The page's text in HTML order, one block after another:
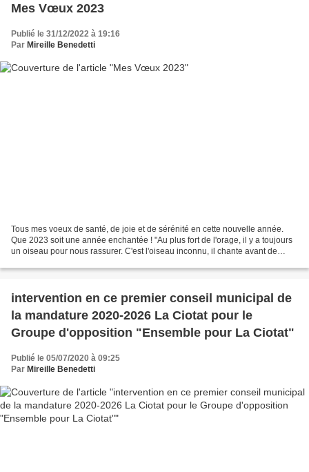
Mes Vœux 2023
Publié le 31/12/2022 à 19:16
Par Mireille Benedetti
Tous mes voeux de santé, de joie et de sérénité en cette nouvelle année.
Que 2023 soit une année enchantée ! "Au plus fort de l'orage, il y a toujours
un oiseau pour nous rassurer. C'est l'oiseau inconnu, il chante avant de
intervention en ce premier conseil municipal de
la mandature 2020-2026 La Ciotat pour le
Groupe d'opposition "Ensemble pour La Ciotat"
Publié le 05/07/2020 à 09:25
Par Mireille Benedetti